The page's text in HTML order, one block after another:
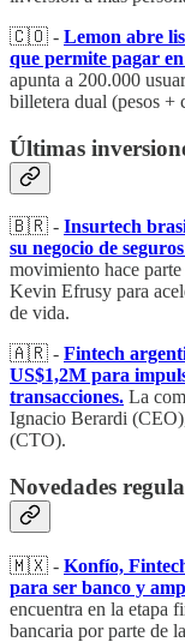
🇨🇴 - Lemon abre
que permite pagar
apunta a 200.000
billetera dual (pesos +
Últimas
🇧🇷 - Insurtech
su negocio de
movimiento hace
Kevin Efrusy para
de vida.
🇦🇷 - Fintech
US$1,2M para
transacciones. La
Ignacio Berardi
(CTO).
Novedades
🇲🇽 - Konfío,
para ser banco y
encuentra en la etapa
bancaria por parte de